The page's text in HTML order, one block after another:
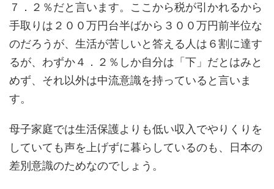
７．２％だと言います。ここから税が引かれるから
手取りは２００万円台半ばから３００万円前半位な
のだろうが、生活が苦しいと答える人は６割に達す
るが、わずか４．２％しか自分は「下」だとはみと
めず、それ以外は中流意識を持っていると言いま
す。
母子家庭では生活保護よりも低い収入でやりくりを
していても声を上げずに暮らしているのも、日本の
差別意識のためなのでしょう。